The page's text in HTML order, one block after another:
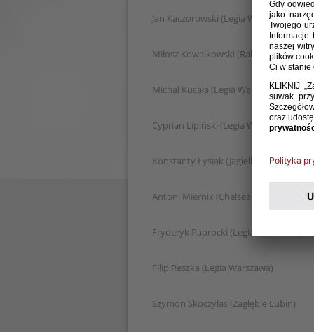
Jan Kaczorowski (Legia Warszawa)
Miłosz Kowalkowski (Raków
Michał Kucała (Legia Warszawa)
Cyprian Lipiński (Legia Warszawa)
Konstanty Łysiak (Jagiellonia Białystok)
Antoni Miernik (Chelsea FC)
Fryderyk Paprocki (Legia Warszawa)
Filip Reszka (Legia Warszawa)
Szymon Skoczylas (Zagłębie Lubin)